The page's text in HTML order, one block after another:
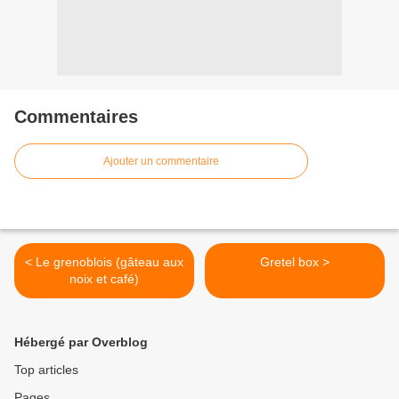
Commentaires
Ajouter un commentaire
< Le grenoblois (gâteau aux
noix et café)
Gretel box >
Hébergé par Overblog
Top articles